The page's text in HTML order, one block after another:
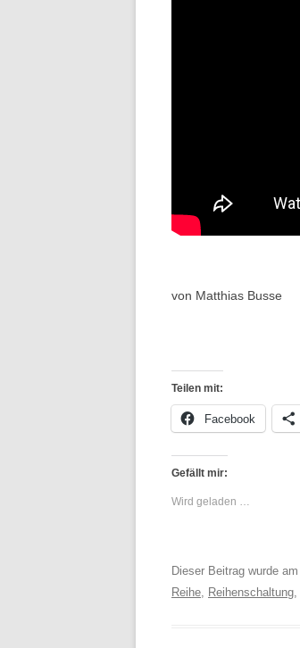
von Matthias Busse
Teilen mit:
Facebook
Gefällt mir:
Wird geladen …
Dieser Beitrag wurde am
Reihe, Reihenschaltung,